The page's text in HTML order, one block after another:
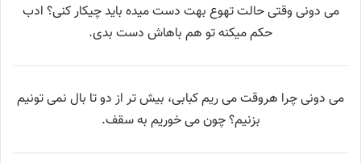
می دونی وقتی حالت تهوع بهت دست میده باید چیکار کنی؟ ادب
حکم میکنه تو هم باهاش دست بدی.
می دونی چرا هروقت می ریم کبابی، بیش تر از دو تا بال نمی تونیم
بزنیم؟ چون می خوریم به سقف.